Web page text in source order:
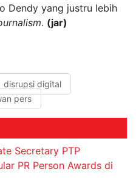
Dendy yang justru lebih
. (jar)
disrupsi digital
pers
Secretary PTP
PR Person Awards di